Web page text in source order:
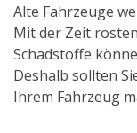
Alte Fahrzeuge
Mit der Zeit
Schadstoffe
Deshalb sollten
Ihrem Fahrzeug